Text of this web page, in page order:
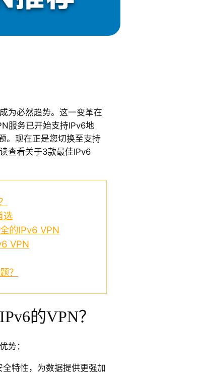
为必然趋势。这一变革在
服务已开始支持IPv6地
。现在正是您切换至支持
查看关于3款最佳IPv6
选
的IPv6 VPN
VPN
？
的VPN？
势：
全特性，为数据提供更强加